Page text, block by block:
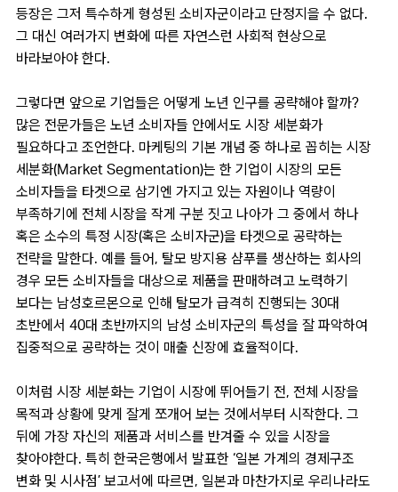
등장은 그저 특수하게 형성된 소비자군이라고 단정지을 수 없다.
그 대신 여러가지 변화에 따른 자연스런 사회적 현상으로
바라보아야 한다.
그렇다면 앞으로 기업들은 어떻게 노년 인구를 공략해야 할까?
많은 전문가들은 노년 소비자들 안에서도 시장 세분화가
필요하다고 조언한다. 마케팅의 기본 개념 중 하나로 꼽히는 시장
세분화(Market Segmentation)는 한 기업이 시장의 모든
소비자들을 타겟으로 삼기엔 가지고 있는 자원이나 역량이
부족하기에 전체 시장을 작게 구분 짓고 나아가 그 중에서 하나
혹은 소수의 특정 시장(혹은 소비자군)을 타겟으로 공략하는
전략을 말한다. 예를 들어, 탈모 방지용 샴푸를 생산하는 회사의
경우 모든 소비자들을 대상으로 제품을 판매하려고 노력하기
보다는 남성호르몬으로 인해 탈모가 급격히 진행되는 30대
초반에서 40대 초반까지의 남성 소비자군의 특성을 잘 파악하여
집중적으로 공략하는 것이 매출 신장에 효율적이다.
이처럼 시장 세분화는 기업이 시장에 뛰어들기 전, 전체 시장을
목적과 상황에 맞게 잘게 쪼개어 보는 것에서부터 시작한다. 그
뒤에 가장 자신의 제품과 서비스를 반겨줄 수 있을 시장을
찾아야한다. 특히 한국은행에서 발표한 ‘일본 가계의 경제구조
변화 및 시사점’ 보고서에 따르면, 일본과 마찬가지로 우리나라도